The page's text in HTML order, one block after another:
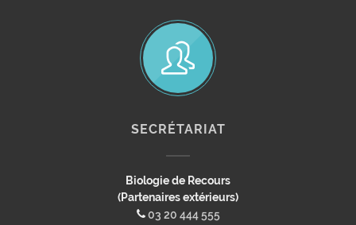
SECRÉTARIAT
Biologie de Recours
(Partenaires extérieurs)
03 20 444 555